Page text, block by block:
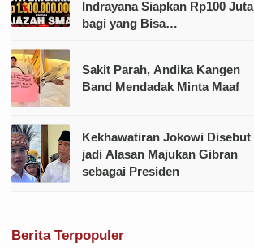
Indrayana Siapkan Rp100 Juta
bagi yang Bisa
Sakit Parah, Andika Kangen
Band Mendadak Minta Maaf
Kekhawatiran Jokowi Disebut
jadi Alasan Majukan Gibran
sebagai Presiden
Berita Terpopuler